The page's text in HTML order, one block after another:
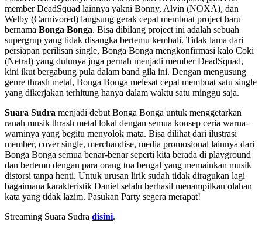
member DeadSquad lainnya yakni Bonny, Alvin (NOXA), dan
Welby (Carnivored) langsung gerak cepat membuat project baru
bernama Bonga Bonga. Bisa dibilang project ini adalah sebuah
supergrup yang tidak disangka bertemu kembali. Tidak lama dari
persiapan perilisan single, Bonga Bonga mengkonfirmasi kalo Coki
(Netral) yang dulunya juga pernah menjadi member DeadSquad,
kini ikut bergabung pula dalam band gila ini. Dengan mengusung
genre thrash metal, Bonga Bonga melesat cepat membuat satu single
yang dikerjakan terhitung hanya dalam waktu satu minggu saja.
Suara Sudra menjadi debut Bonga Bonga untuk menggetarkan
ranah musik thrash metal lokal dengan semua konsep ceria warna-
warninya yang begitu menyolok mata. Bisa dilihat dari ilustrasi
member, cover single, merchandise, media promosional lainnya dari
Bonga Bonga semua benar-benar seperti kita berada di playground
dan bertemu dengan para orang tua bengal yang memainkan musik
distorsi tanpa henti. Untuk urusan lirik sudah tidak diragukan lagi
bagaimana karakteristik Daniel selalu berhasil menampilkan olahan
kata yang tidak lazim. Pasukan Party segera merapat!
Streaming Suara Sudra disini.